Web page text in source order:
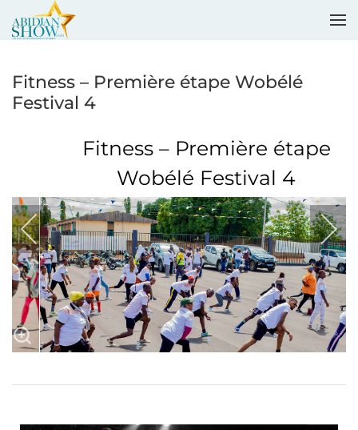
Fitness – Première étape Wobélé
Festival 4
Fitness – Première étape
Wobélé Festival 4